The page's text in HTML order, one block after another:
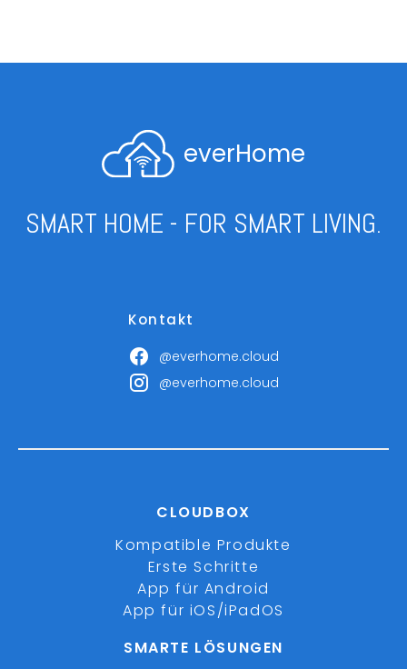
everHome
SMART HOME - FOR SMART LIVING.
Kontakt
@everhome.cloud
@everhome.cloud
CLOUDBOX
Kompatible Produkte
Erste Schritte
App für Android
App für iOS/iPadOS
SMARTE LÖSUNGEN